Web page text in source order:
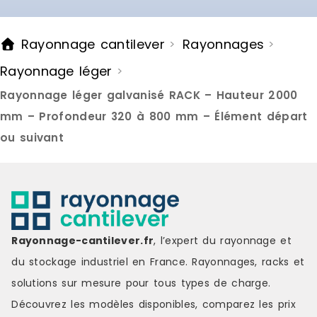
Rayonnage cantilever > Rayonnages >
Rayonnage léger >
Rayonnage léger galvanisé RACK – Hauteur 2000
mm – Profondeur 320 à 800 mm – Élément départ
ou suivant
Rayonnage-cantilever.fr, l’expert du rayonnage et
du stockage industriel en France. Rayonnages, racks et
solutions sur mesure pour tous types de charge.
Découvrez les modèles disponibles, comparez les prix